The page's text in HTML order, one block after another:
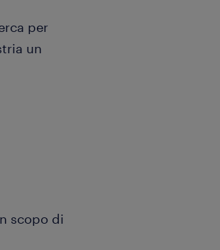
per
un
scopo di